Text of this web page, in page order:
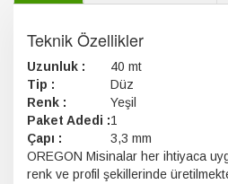
Teknik Özellikler
Uzunluk :
40 mt
Tip :
Düz
Renk :
Yeşil
Paket Adedi :1
Çapı :
3,3 mm
OREGON Misinalar her ihtiyaca
renk ve profil şekillerinde